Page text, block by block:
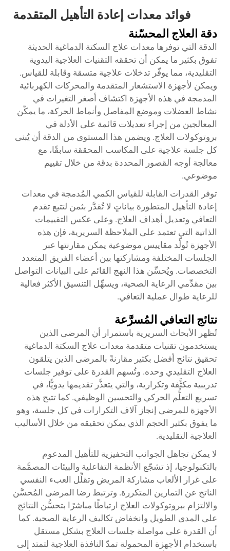
فوائد معدات إعادة التأهيل المتقدمة
دقة العلاج المحسّنة
الدقة التي توفرها معدات علاج السكتة الدماغية الحديثة
تفوق بكثير ما يمكن أن تحققه التقنيات العلاجية اليدوية
التقليدية، مما يوفّر تدخلات علاجية متسقة وقابلة للقياس.
ويمكن لأجهزة الاستشعار المتقدمة والمحركات الكهربائية
المدمجة في هذه الأجهزة اكتشاف أصغر التغيرات في
نشاط العضلات وموضع المفاصل وأنماط الحركة، ما يمكّن
المعالجين من إجراء تعديلات قائمة على الأدلة في
بروتوكولات العلاج. ويضمن هذا المستوى من الدقة أن يُبنى
كل جلسة علاجية على المكاسب المحققة سابقًا، مع
معالجة أوجه القصور المحددة بدقة من خلال تقييم
موضوعي.
توفر القدرات القابلة للقياس الكمي المُدمجة في معدات
إعادة التأهيل المتطورة بياناتٍ لا تُقدَّر بثمن لتتبع تقدم
التعافي وتعديل أهداف العلاج. وعلى عكس التقييمات
الذاتية التي تعتمد على الملاحظة السريرية، فإن هذه
الأجهزة تُولِّد مقاييس موضوعية يمكن مقارنتها عبر
الجلسات المختلفة ومشاركتها بين أعضاء الفريق المتعدد
التخصصات. ويُحسِّن هذا النهج القائم على البيانات التواصل
بين مقدِّمي الرعاية الصحية، ويسهِّل التنسيق الأكثر فعالية
للرعاية طوال عملية التعافي.
نتائج التعافي المُسرَّعة
تُظهر الأبحاث السريرية باستمرار أن المرضى الذين
يستخدمون تقنيات متقدمة معدات علاج السكتة الدماغية
تحقيق نتائج أفضل بكثير مقارنةً بالمرضى الذين يتلقون
العلاج التقليدي وحده. وتُسهم القدرة على توفير جلسات
تدريبية مكثَّفة وتكرارية، والتي يتعذَّر تقديمها يدويًّا، في
تسريع التعلُّم الحركي والتحسين الوظيفي. كما تتيح هذه
الأجهزة للمرضى إنجاز آلاف التكرارات في كل جلسة، وهو
ما يفوق بكثير الحجم الذي يمكن تحقيقه من خلال الأساليب
العلاجية التقليدية.
لا يمكن تجاهل الجوانب التحفيزية للتأهيل المدعوم
بالتكنولوجيا، إذ تشجّع الأنظمة التفاعلية والبيئات المصمَّمة
على غرار الألعاب مشاركة المريض وتقلِّل العبء النفسي
الناتج عن التمارين المتكررة. وترتبط رضا المرضى المُحسَّن
والالتزام ببروتوكولات العلاج ارتباطًا مباشرًا بتحسُّن النتائج
على المدى الطويل وانخفاض تكاليف الرعاية الصحية. كما
أن القدرة على مواصلة جلسات العلاج بشكل مستقل
باستخدام الأجهزة المحمولة تمدّ النافذة العلاجية لتمتد إلى